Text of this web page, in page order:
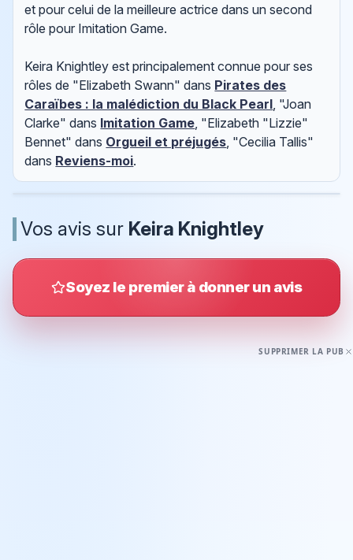
et pour celui de la meilleure actrice dans un second
rôle pour Imitation Game.
Keira Knightley est principalement connue pour ses
rôles de "Elizabeth Swann" dans Pirates des
Caraïbes : la malédiction du Black Pearl, "Joan
Clarke" dans Imitation Game, "Elizabeth "Lizzie"
Bennet" dans Orgueil et préjugés, "Cecilia Tallis"
dans Reviens-moi.
Vos avis sur Keira Knightley
Soyez le premier à donner un avis
SUPPRIMER LA PUB